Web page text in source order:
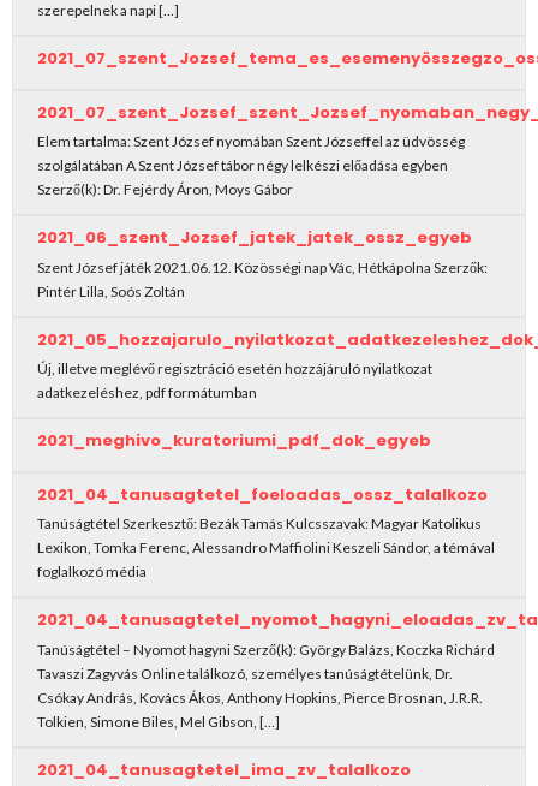
szerepelnek a napi […]
Elem tartalma: Szent József nyomában Szent Józseffel az üdvösség
szolgálatában A Szent József tábor négy lelkészi előadása egyben
Szerző(k): Dr. Fejérdy Áron, Moys Gábor
2021_06_szent_Jozsef_jatek_jatek_ossz_egyeb
Szent József játék 2021.06.12. Közösségi nap Vác, Hétkápolna Szerzők:
Pintér Lilla, Soós Zoltán
Új, illetve meglévő regisztráció esetén hozzájáruló nyilatkozat
adatkezeléshez, pdf formátumban
2021_meghivo_kuratoriumi_pdf_dok_egyeb
2021_04_tanusagtetel_foeloadas_ossz_talalkozo
Tanúságtétel Szerkesztő: Bezák Tamás Kulcsszavak: Magyar Katolikus
Lexikon, Tomka Ferenc, Alessandro Maffiolini Keszeli Sándor, a témával
foglalkozó média
Tanúságtétel – Nyomot hagyni Szerző(k): György Balázs, Koczka Richárd
Tavaszi Zagyvás Online találkozó, személyes tanúságtételünk, Dr.
Csókay András, Kovács Ákos, Anthony Hopkins, Pierce Brosnan, J.R.R.
Tolkien, Simone Biles, Mel Gibson, […]
2021_04_tanusagtetel_ima_zv_talalkozo